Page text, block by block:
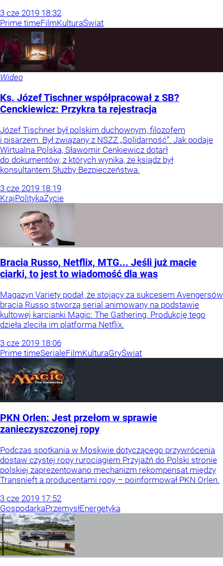
3 cze 2019 18:32
Prime timeFilmKulturaŚwiat
Wideo
Ks. Józef Tischner współpracował z SB?
Cenckiewicz: Przykra ta rejestracja
Józef Tischner był polskim duchownym, filozofem
i pisarzem. Był związany z NSZZ „Solidarność”. Jak podaje
Wirtualna Polska, Sławomir Cenkiewicz dotarł
do dokumentów, z których wynika, że ksiądz był
konsultantem Służby Bezpieczeństwa.
3 cze 2019 18:19
KrajPolitykaŻycie
Bracia Russo, Netflix, MTG... Jeśli już macie
ciarki, to jest to wiadomość dla was
Magazyn Variety podał, że stojący za sukcesem Avengersów
bracia Russo stworzą serial animowany na podstawie
kultowej karcianki Magic: The Gathering. Produkcję tego
dzieła zleciła im platforma Netflix.
3 cze 2019 18:06
Prime timeSerialeFilmKulturaGryŚwiat
PKN Orlen: Jest przełom w sprawie
zanieczyszczonej ropy
Podczas spotkania w Moskwie dotyczącego przywrócenia
dostaw czystej ropy rurociągiem Przyjaźń do Polski stronie
polskiej zaprezentowano mechanizm rekompensat między
Transnieft a producentami ropy – poinformował PKN Orlen.
3 cze 2019 17:52
GospodarkaPrzemysłEnergetyka